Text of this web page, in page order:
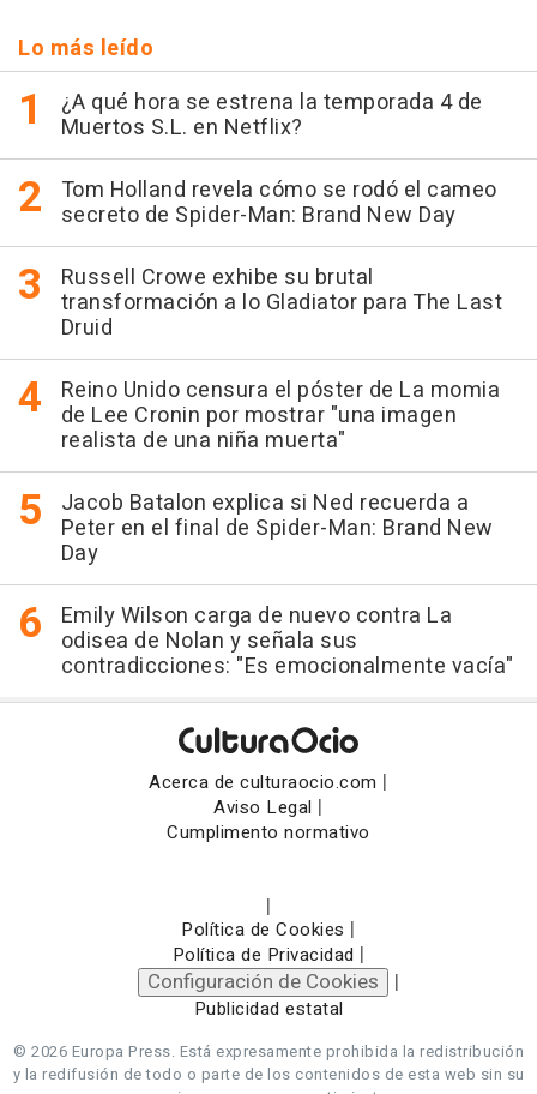
Lo más leído
¿A qué hora se estrena la temporada 4 de
Muertos S.L. en Netflix?
Tom Holland revela cómo se rodó el cameo
secreto de Spider-Man: Brand New Day
Russell Crowe exhibe su brutal
transformación a lo Gladiator para The Last
Druid
Reino Unido censura el póster de La momia
de Lee Cronin por mostrar "una imagen
realista de una niña muerta"
Jacob Batalon explica si Ned recuerda a
Peter en el final de Spider-Man: Brand New
Day
Emily Wilson carga de nuevo contra La
odisea de Nolan y señala sus
contradicciones: "Es emocionalmente vacía"
Acerca de culturaocio.com |
Aviso Legal |
Cumplimento normativo
|
Política de Cookies |
Política de Privacidad |
Configuración de Cookies |
Publicidad estatal
© 2026 Europa Press. Está expresamente prohibida la redistribución
y la redifusión de todo o parte de los contenidos de esta web sin su